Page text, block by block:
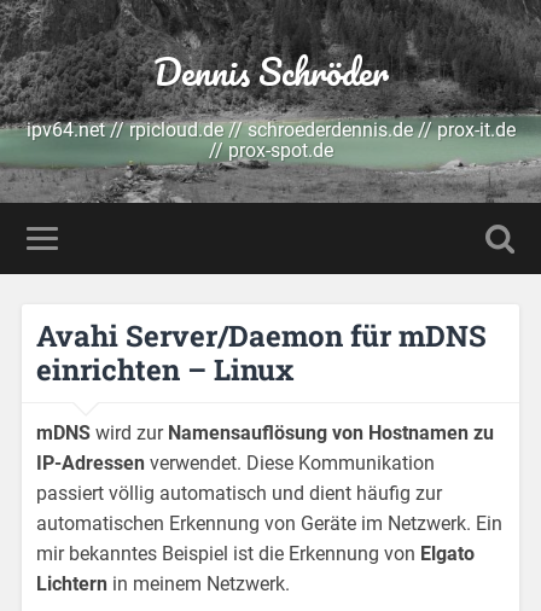
Dennis Schröder
ipv64.net // rpicloud.de // schroederdennis.de // prox-it.de
// prox-spot.de
Avahi Server/Daemon für mDNS
einrichten – Linux
mDNS wird zur Namensauflösung von Hostnamen zu
IP-Adressen verwendet. Diese Kommunikation
passiert völlig automatisch und dient häufig zur
automatischen Erkennung von Geräte im Netzwerk. Ein
mir bekanntes Beispiel ist die Erkennung von Elgato
Lichtern in meinem Netzwerk.